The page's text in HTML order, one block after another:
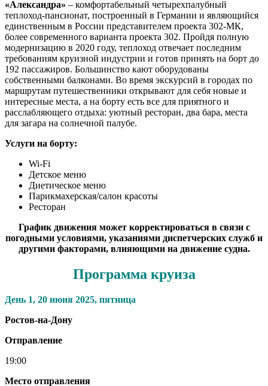
«Александра» – комфортабельный четырехпалубный
теплоход-пансионат, построенный в Германии и являющийся
единственным в России представителем проекта 302-МК,
более современного варианта проекта 302. Пройдя полную
модернизацию в 2020 году, теплоход отвечает последним
требованиям круизной индустрии и готов принять на борт до
192 пассажиров. Большинство кают оборудованы
собственными балконами. Во время экскурсий в городах по
маршрутам путешественники открывают для себя новые и
интересные места, а на борту есть все для приятного и
расслабляющего отдыха: уютный ресторан, два бара, места
для загара на солнечной палубе.
Услуги на борту:
Wi-Fi
Детское меню
Диетическое меню
Парикмахерская/салон красоты
Ресторан
График движения может корректироваться в связи с
погодными условиями, указаниями диспетчерских служб и
другими факторами, влияющими на движение судна.
Программа круиза
День 1, 20 июня 2025, пятница
Ростов-на-Дону
Отправление
19:00
Место отправления